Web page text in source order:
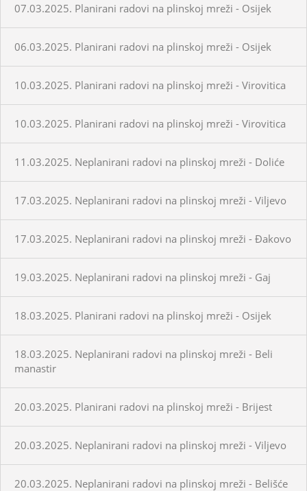
07.03.2025. Planirani radovi na plinskoj mreži - Osijek
06.03.2025. Planirani radovi na plinskoj mreži - Osijek
10.03.2025. Planirani radovi na plinskoj mreži - Virovitica
10.03.2025. Planirani radovi na plinskoj mreži - Virovitica
11.03.2025. Neplanirani radovi na plinskoj mreži - Doliće
17.03.2025. Neplanirani radovi na plinskoj mreži - Viljevo
17.03.2025. Neplanirani radovi na plinskoj mreži - Đakovo
19.03.2025. Neplanirani radovi na plinskoj mreži - Gaj
18.03.2025. Planirani radovi na plinskoj mreži - Osijek
18.03.2025. Neplanirani radovi na plinskoj mreži - Beli
manastir
20.03.2025. Planirani radovi na plinskoj mreži - Brijest
20.03.2025. Neplanirani radovi na plinskoj mreži - Viljevo
20.03.2025. Neplanirani radovi na plinskoj mreži - Belišće